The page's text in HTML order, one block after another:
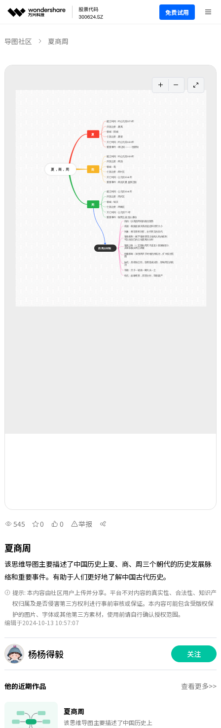
免费试用
导图社区 夏商周
545 0 0 举报
夏商周
该思维导图主要描述了中国历史上夏、商、周三个朝代的历史发展脉
络和重要事件。有助于人们更好地了解中国古代历史。
提示: 本内容由社区用户上传并分享。平台不对内容的真实性、合法性、知识产
权归属及是否侵害第三方权利进行事前审核或保证。本内容可能包含受版权保
护的图片、字体或其他第三方素材，使用前请自行确认授权范围。
编辑于2024-10-13 10:57:07
杨杨得毅 关注
他的近期作品 查看更多>>
夏商周
该思维导图主要描述了中国历史上